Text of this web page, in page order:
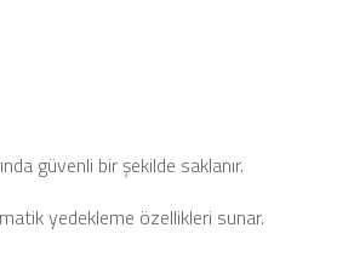
güvenli bir şekilde saklanır.
yedekleme özellikleri sunar.